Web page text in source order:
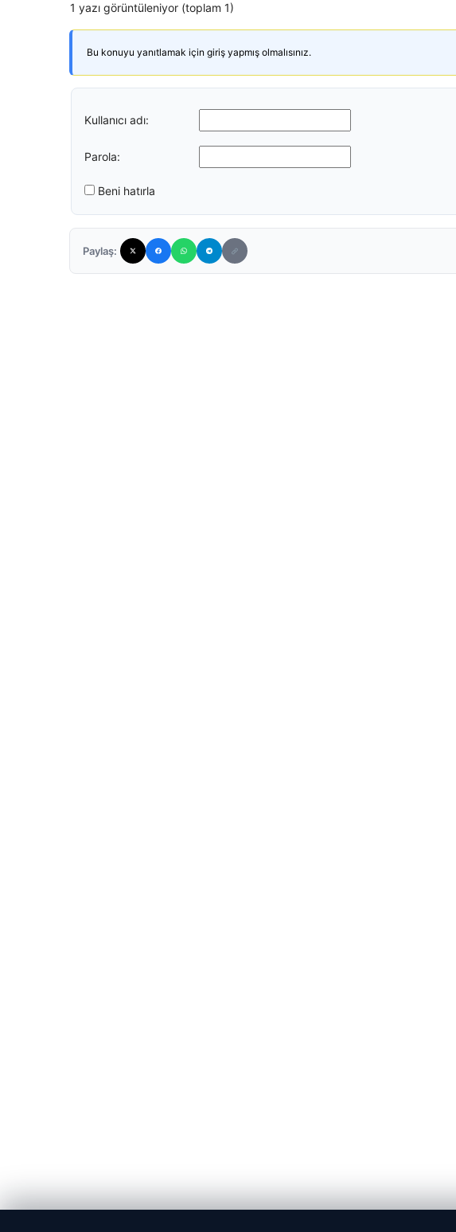
1 yazı görüntüleniyor (toplam 1)
Bu konuyu yanıtlamak için giriş yapmış olmalısınız.
Kullanıcı adı:
Parola:
Beni hatırla
Paylaş: